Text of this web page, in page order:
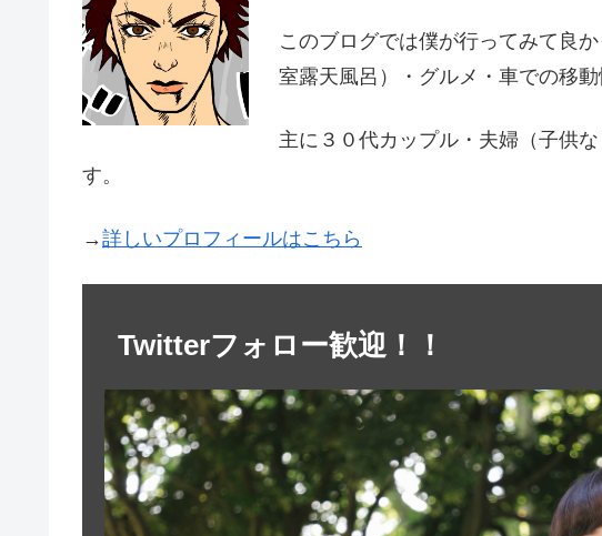
このブログでは僕が行ってみて良
室露天風呂）・グルメ・車での移動
主に３０代カップル・夫婦（子供
す。
→詳しいプロフィールはこちら
Twitterフォロー歓迎！！